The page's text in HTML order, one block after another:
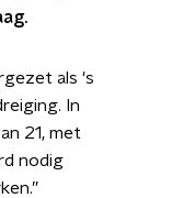
als 's
In
21, met
nodig